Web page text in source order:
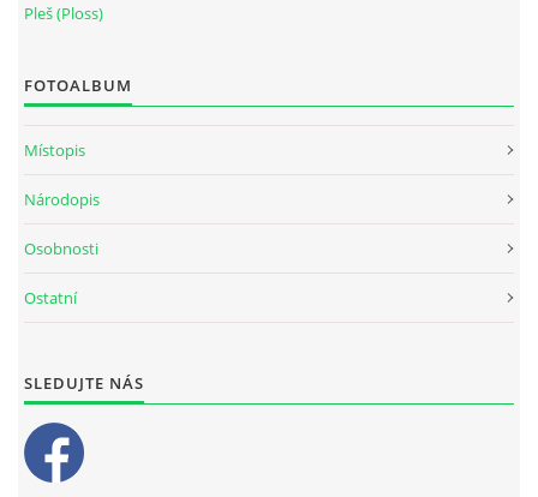
Pleš (Ploss)
FOTOALBUM
Místopis
Národopis
Osobnosti
Ostatní
SLEDUJTE NÁS